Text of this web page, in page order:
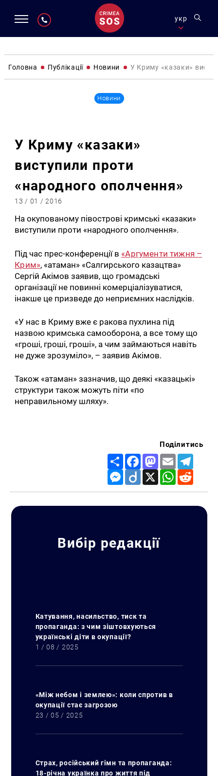
укр
Головна Публікації Новини У Криму «казаки»
Новини
У Криму «казаки»
виступили проти
«народного ополчення»
13 / 01 / 2016
На окупованому півострові кримські «казаки»
виступили проти «народного ополчення».
Під час прес-конференції в «Аргументи тижня –
Крим», «атаман» «Салгирського казацтва»
Сергій Акімов заявив, що громадські
організації не повинні комерціалізуватися,
інакше це призведе до неприємних наслідків.
«У нас в Криму вже є ракова пухлина під
назвою кримська самооборона, а все тому що
«гроші, гроші, гроші», а чим займаються навіть
не дуже зрозуміло», – заявив Акімов.
Також «атаман» зазначив, що деякі «казацькі»
структури також можуть піти «по
неправильному шляху».
Поділитись
Share FacebookMastodon
Email
Messenger
Diigo X WhatsApp
Вибір редакції
Катування, насильство, тиск та
пропаганда: з чим зіштовхуються
українські діти в окупації?
1 / 08 / 2025
«Між небом і землею»: коли спротив в
окупації стає загрозою
23 / 05 / 2025
Страх, російський гімн та пропаганда:
18-річна українка про життя під